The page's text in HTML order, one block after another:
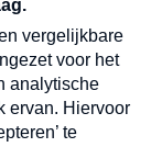
Verzend